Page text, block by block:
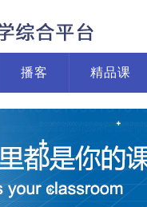
播客 精品课